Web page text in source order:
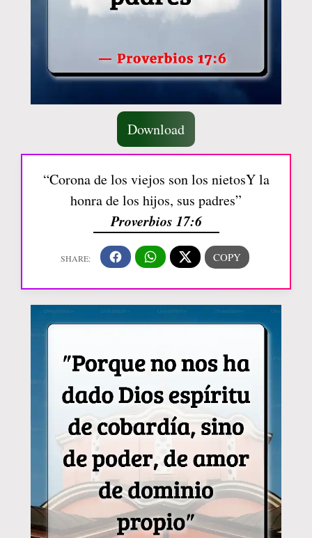
Download
“Corona de los viejos son los nietosY la
honra de los hijos, sus padres”
Proverbios 17:6